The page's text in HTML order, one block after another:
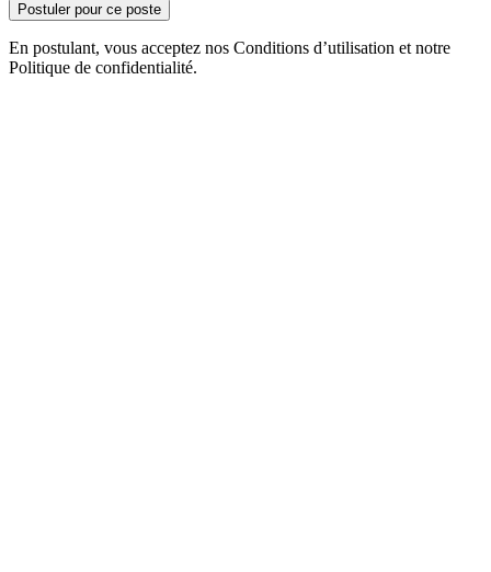
Postuler pour ce poste
En postulant, vous acceptez nos Conditions d’utilisation et notre
Politique de confidentialité.